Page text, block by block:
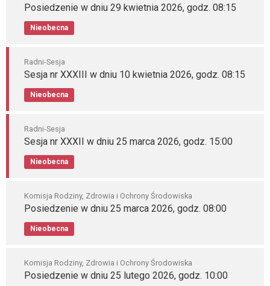
Posiedzenie w dniu 29 kwietnia 2026, godz. 08:15
Nieobecna
Radni-Sesja
Sesja nr XXXIII w dniu 10 kwietnia 2026, godz. 08:15
Nieobecna
Radni-Sesja
Sesja nr XXXII w dniu 25 marca 2026, godz. 15:00
Nieobecna
Komisja Rodziny, Zdrowia i Ochrony Środowiska
Posiedzenie w dniu 25 marca 2026, godz. 08:00
Nieobecna
Komisja Rodziny, Zdrowia i Ochrony Środowiska
Posiedzenie w dniu 25 lutego 2026, godz. 10:00